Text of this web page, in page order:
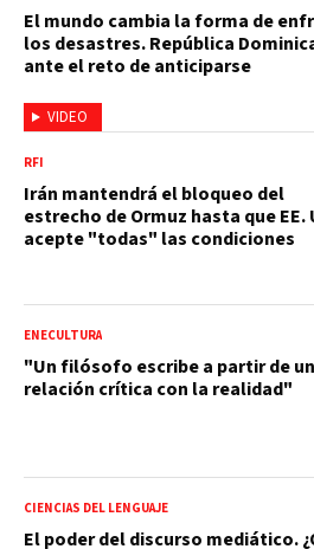
VIDEO
El mundo cambia la forma de
los desastres. República
ante el reto de anticiparse
RFI
Irán mantendrá el bloqueo del
estrecho de Ormuz hasta que EE.
acepte "todas" las condiciones
ENECULTURA
"Un filósofo escribe a partir de
relación crítica con la realidad"
CIENCIAS DEL LENGUAJE
El poder del discurso mediático.